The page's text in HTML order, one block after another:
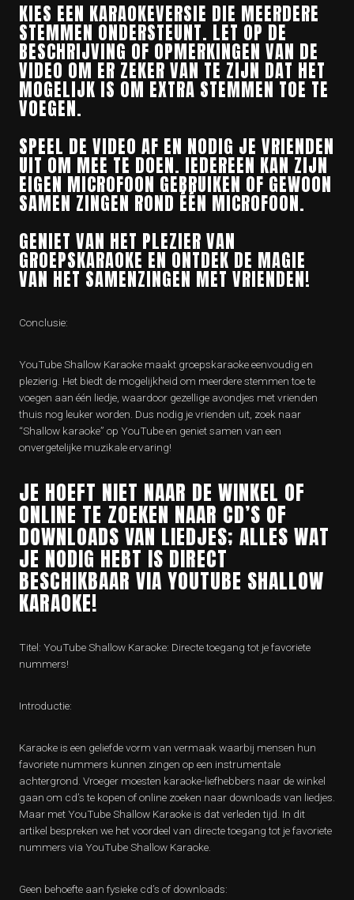
KIES EEN KARAOKEVERSIE DIE MEERDERE
STEMMEN ONDERSTEUNT. LET OP DE
BESCHRIJVING OF OPMERKINGEN VAN DE
VIDEO OM ER ZEKER VAN TE ZIJN DAT HET
MOGELIJK IS OM EXTRA STEMMEN TOE TE
VOEGEN.
SPEEL DE VIDEO AF EN NODIG JE VRIENDEN
UIT OM MEE TE DOEN. IEDEREEN KAN ZIJN
EIGEN MICROFOON GEBRUIKEN OF GEWOON
SAMEN ZINGEN ROND ÉÉN MICROFOON.
GENIET VAN HET PLEZIER VAN
GROEPSKARAOKE EN ONTDEK DE MAGIE
VAN HET SAMENZINGEN MET VRIENDEN!
Conclusie:
YouTube Shallow Karaoke maakt groepskaraoke eenvoudig en
plezierig. Het biedt de mogelijkheid om meerdere stemmen toe te
voegen aan één liedje, waardoor gezellige avondjes met vrienden
thuis nog leuker worden. Dus nodig je vrienden uit, zoek naar
“Shallow karaoke” op YouTube en geniet samen van een
onvergetelijke muzikale ervaring!
JE HOEFT NIET NAAR DE WINKEL OF
ONLINE TE ZOEKEN NAAR CD’S OF
DOWNLOADS VAN LIEDJES; ALLES WAT
JE NODIG HEBT IS DIRECT
BESCHIKBAAR VIA YOUTUBE SHALLOW
KARAOKE!
Titel: YouTube Shallow Karaoke: Directe toegang tot je favoriete
nummers!
Introductie:
Karaoke is een geliefde vorm van vermaak waarbij mensen hun
favoriete nummers kunnen zingen op een instrumentale
achtergrond. Vroeger moesten karaoke-liefhebbers naar de winkel
gaan om cd’s te kopen of online zoeken naar downloads van liedjes.
Maar met YouTube Shallow Karaoke is dat verleden tijd. In dit
artikel bespreken we het voordeel van directe toegang tot je favoriete
nummers via YouTube Shallow Karaoke.
Geen behoefte aan fysieke cd’s of downloads: